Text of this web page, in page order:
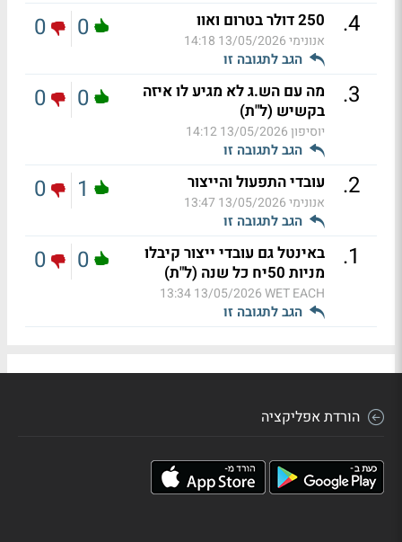
4
. 250 דולר בטרום ואוו
אנונימי13/05/2026 14:18
הגב לתגובה זו
0
0
3
.
מה עם הש.ג לא מגיע לו איזה
בקשיש (ל"ת)
יוסיפון13/05/2026 14:12
הגב לתגובה זו
0
0
2
. עובדי התפעול והייצור
אנונימי13/05/2026 13:47
הגב לתגובה זו
1
0
1
.
באינטל גם עובדי ייצור קיבלו
מניות 50יח כל שנה (ל"ת)
WET EACH
13/05/2026 13:34
הגב לתגובה זו
0
0
הורדת אפליקציה